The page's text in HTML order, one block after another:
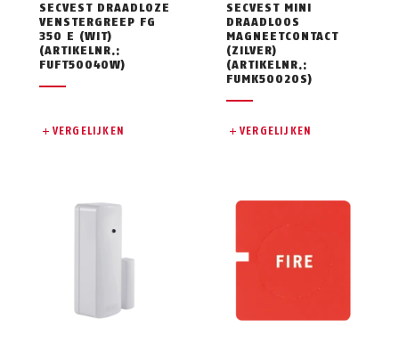
SECVEST DRAADLOZE
VENSTERGREEP FG
350 E (WIT)
(ARTIKELNR.:
FUFT50040W)
VERGELIJKEN
SECVEST MINI
DRAADLOOS
MAGNEETCONTACT
(ZILVER)
(ARTIKELNR.:
FUMK50020S)
VERGELIJKEN